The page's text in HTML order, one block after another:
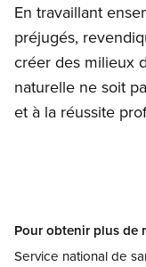
En travaillant
préjugés,
créer des milieux
naturelle ne soit
et à la réussite
Pour obtenir plus de
Service national de